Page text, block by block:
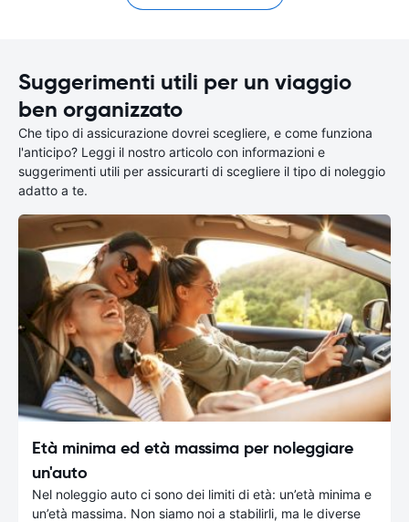
Suggerimenti utili per un viaggio
ben organizzato
Che tipo di assicurazione dovrei scegliere, e come funziona
l'anticipo? Leggi il nostro articolo con informazioni e
suggerimenti utili per assicurarti di scegliere il tipo di noleggio
adatto a te.
Età minima ed età massima per noleggiare
un'auto
Nel noleggio auto ci sono dei limiti di età: un’età minima e
un’età massima. Non siamo noi a stabilirli, ma le diverse